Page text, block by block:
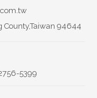
County,Taiwan 94644
5399